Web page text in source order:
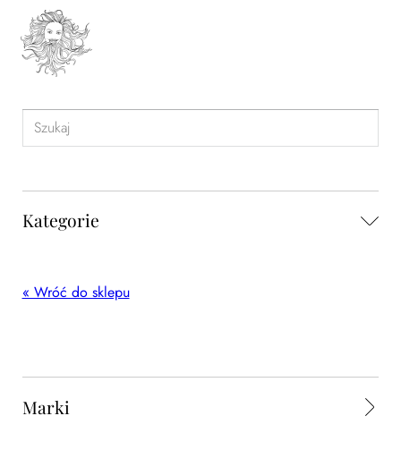
Kategorie
« Wróć do sklepu
Marki